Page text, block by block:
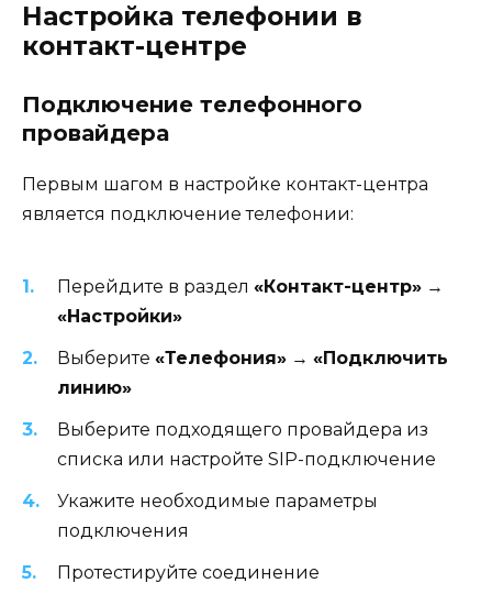
Настройка телефонии в
контакт-центре
Подключение телефонного
провайдера
Первым шагом в настройке контакт-центра
является подключение телефонии:
Перейдите в раздел «Контакт-центр» →
«Настройки»
Выберите «Телефония» → «Подключить
линию»
Выберите подходящего провайдера из
списка или настройте SIP-подключение
Укажите необходимые параметры
подключения
Протестируйте соединение